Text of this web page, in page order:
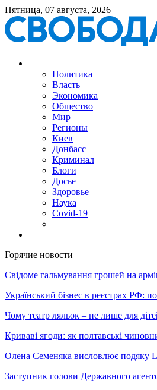
Пятница, 07 августа, 2026
Политика
Власть
Экономика
Общество
Мир
Регионы
Киев
Донбасс
Криминал
Блоги
Досье
Здоровье
Наука
Covid-19
Горячие новости
Свідоме гальмування грошей на
Український бізнес в реєстрах РФ:
Чому театр ляльок – не лише для
Криваві ягоди: як полтавські
Олена Семеняка висловлює подяку
Заступник голови Державного